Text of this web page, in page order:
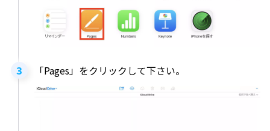
「Pages」をクリックして下さい。